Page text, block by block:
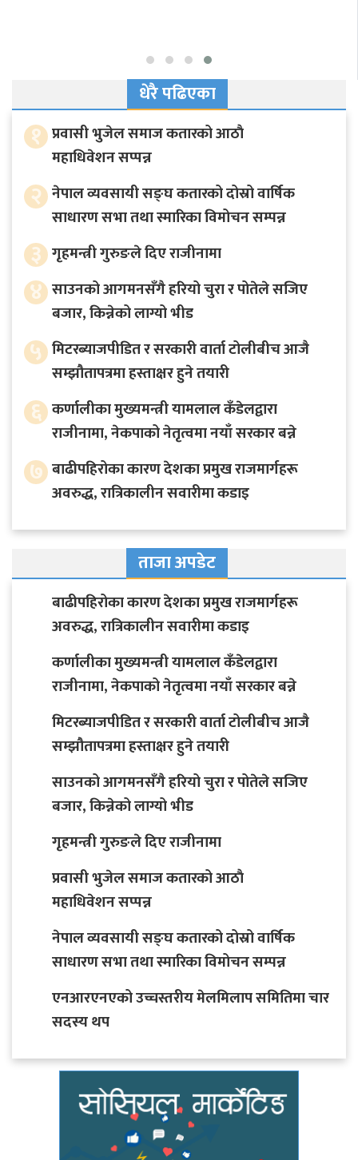
धेरै पढिएका
१ प्रवासी भुजेल समाज कतारको आठाै
महाधिवेशन सप्पन्न
२ नेपाल व्यवसायी सङ्घ कतारको दोस्रो वार्षिक
साधारण सभा तथा स्मारिका विमोचन सम्पन्न
३ गृहमन्त्री गुरुङले दिए राजीनामा
४ साउनको आगमनसँगै हरियो चुरा र पोतेले सजिए
बजार, किन्नेको लाग्यो भीड
५ मिटरब्याजपीडित र सरकारी वार्ता टोलीबीच आजै
सम्झौतापत्रमा हस्ताक्षर हुने तयारी
६ कर्णालीका मुख्यमन्त्री यामलाल कँडेलद्वारा
राजीनामा, नेकपाको नेतृत्वमा नयाँ सरकार बन्ने
७ बाढीपहिरोका कारण देशका प्रमुख राजमार्गहरू
अवरुद्ध, रात्रिकालीन सवारीमा कडाइ
ताजा अपडेट
बाढीपहिरोका कारण देशका प्रमुख राजमार्गहरू
अवरुद्ध, रात्रिकालीन सवारीमा कडाइ
कर्णालीका मुख्यमन्त्री यामलाल कँडेलद्वारा
राजीनामा, नेकपाको नेतृत्वमा नयाँ सरकार बन्ने
मिटरब्याजपीडित र सरकारी वार्ता टोलीबीच आजै
सम्झौतापत्रमा हस्ताक्षर हुने तयारी
साउनको आगमनसँगै हरियो चुरा र पोतेले सजिए
बजार, किन्नेको लाग्यो भीड
गृहमन्त्री गुरुङले दिए राजीनामा
प्रवासी भुजेल समाज कतारको आठाै
महाधिवेशन सप्पन्न
नेपाल व्यवसायी सङ्घ कतारको दोस्रो वार्षिक
साधारण सभा तथा स्मारिका विमोचन सम्पन्न
एनआरएनएको उच्चस्तरीय मेलमिलाप समितिमा चार
सदस्य थप